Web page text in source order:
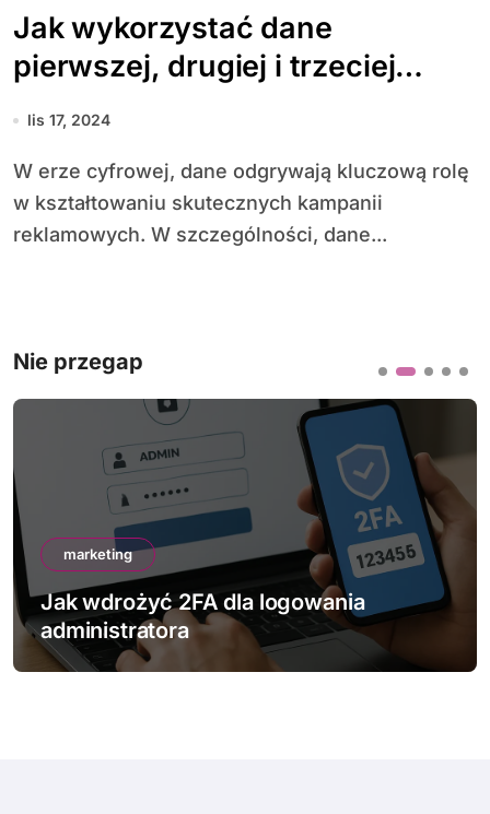
Jak wykorzystać dane
pierwszej, drugiej i trzeciej
strony (1st, 2nd, 3rd party data)
lis 17, 2024
W erze cyfrowej, dane odgrywają kluczową rolę
w kształtowaniu skutecznych kampanii
reklamowych. W szczególności, dane...
Nie przegap
marketing
Jak wdrożyć 2FA dla logowania
administratora